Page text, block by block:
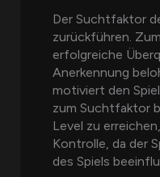
Der Suchtfaktor
zurückführen.
erfolgreiche
Anerkennung
motiviert den
zum Suchtfaktor
Level zu
Kontrolle, da der
des Spiels